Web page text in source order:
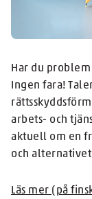
Har du
Ingen fara!
arbets- och
aktuell om en
och
Läs mer (på